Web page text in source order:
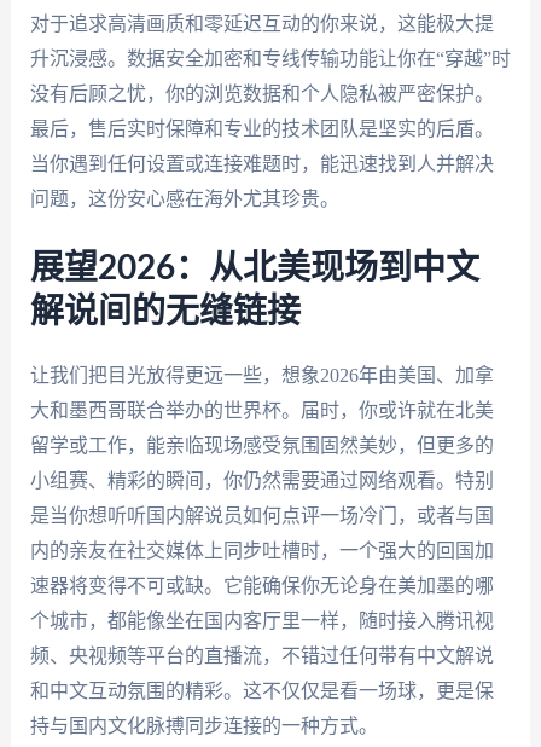
对于追求高清画质和零延迟互动的你来说，这能极大提
升沉浸感。数据安全加密和专线传输功能让你在“穿越”时
没有后顾之忧，你的浏览数据和个人隐私被严密保护。
最后，售后实时保障和专业的技术团队是坚实的后盾。
当你遇到任何设置或连接难题时，能迅速找到人并解决
问题，这份安心感在海外尤其珍贵。
展望2026：从北美现场到中文
解说间的无缝链接
让我们把目光放得更远一些，想象2026年由美国、加拿
大和墨西哥联合举办的世界杯。届时，你或许就在北美
留学或工作，能亲临现场感受氛围固然美妙，但更多的
小组赛、精彩的瞬间，你仍然需要通过网络观看。特别
是当你想听听国内解说员如何点评一场冷门，或者与国
内的亲友在社交媒体上同步吐槽时，一个强大的回国加
速器将变得不可或缺。它能确保你无论身在美加墨的哪
个城市，都能像坐在国内客厅里一样，随时接入腾讯视
频、央视频等平台的直播流，不错过任何带有中文解说
和中文互动氛围的精彩。这不仅仅是看一场球，更是保
持与国内文化脉搏同步连接的一种方式。